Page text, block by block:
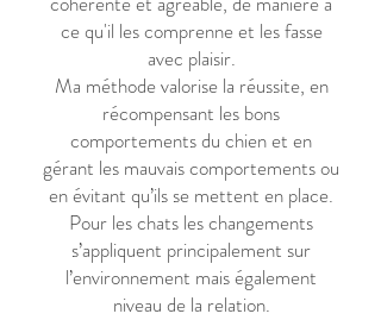
ce qu'il les comprenne et les fasse
avec plaisir.
Ma méthode valorise la réussite, en
récompensant les bons
comportements du chien et en
gérant les mauvais comportements ou
en évitant qu’ils se mettent en place.
Pour les chats les changements
s’appliquent principalement sur
l’environnement mais également
niveau de la relation.